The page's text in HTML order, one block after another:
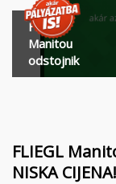
FLIEGL
Manitou
odstojnik
FLIEGL
NISKA CIJENA!